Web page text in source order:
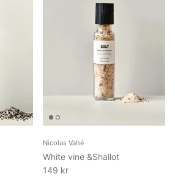
Nicolas Vahé
White vine &Shallot
149 kr